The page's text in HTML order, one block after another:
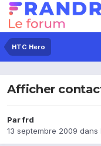
HTC Hero
Afficher
Parfrd
13 septembre 2009 dans